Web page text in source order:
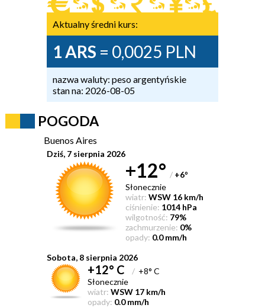
Aktualny średni kurs:
1 ARS = 0,0025 PLN
nazwa waluty: peso argentyńskie
stan na: 2026-08-05
POGODA
Buenos Aires
Dziś, 7 sierpnia 2026
+12° / +6°
Słonecznie
wiatr: WSW 16 km/h
ciśnienie: 1014 hPa
wilgotność: 79%
zachmurzenie: 0%
opady: 0.0 mm/h
Sobota, 8 sierpnia 2026
+12° C /+8° C
Słonecznie
wiatr: WSW 17 km/h
opady: 0.0 mm/h